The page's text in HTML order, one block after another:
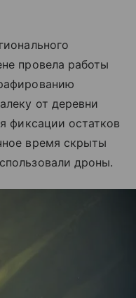
провела работы
от деревни
фиксации остатков
время скрыты
дроны.